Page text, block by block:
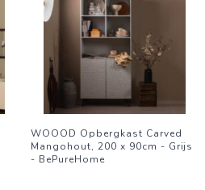
WOOOD Opbergkast Carved
Mangohout, 200 x 90cm - Grijs
- BePureHome